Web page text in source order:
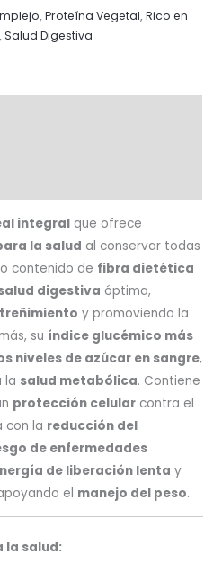
,Proteína Vegetal,Rico en
,Salud Digestiva
integral que ofrece
la salud al conservar todas
contenido de fibra dietética
digestiva óptima,
y promoviendo la
su índice glucémico más
niveles de azúcar en sangre,
la salud metabólica. Contiene
protección celular contra el
con la reducción del
de enfermedades
de liberación lenta y
el manejo del peso.
la salud: